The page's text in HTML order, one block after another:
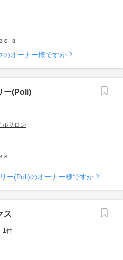
６−８
のオーナー様ですか？
ー(Poli)
ルサロン
８
ー(Poli)のオーナー様ですか？
ス
1件